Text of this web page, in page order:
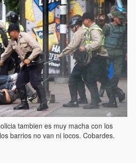
tambien es muy macha con los
barrios no van ni locos. Cobardes.